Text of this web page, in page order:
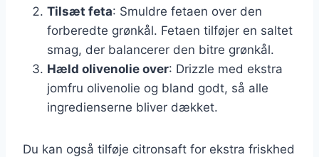
Tilsæt feta: Smuldre fetaen over den
forberedte grønkål. Fetaen tilføjer en saltet
smag, der balancerer den bitre grønkål.
Hæld olivenolie over: Drizzle med ekstra
jomfru olivenolie og bland godt, så alle
ingredienserne bliver dækket.
Du kan også tilføje citronsaft for ekstra friskhed